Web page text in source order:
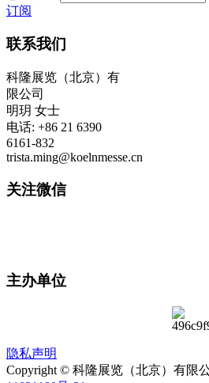
订阅
联系我们
科隆展览（北京）有
限公司
明玥 女士
电话: +86 21 6390
6161-832
trista.ming@koelnmesse.cn
关注微信
主办单位
隐私声明
Copyright © 科隆展览（北京）有限